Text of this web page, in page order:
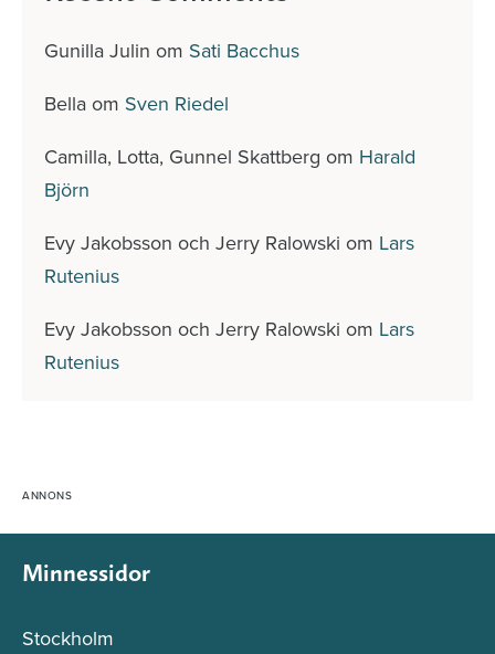
Gunilla Julin om Sati Bacchus
Bella om Sven Riedel
Camilla, Lotta, Gunnel Skattberg om Harald
Björn
Evy Jakobsson och Jerry Ralowski om Lars
Rutenius
Evy Jakobsson och Jerry Ralowski om Lars
Rutenius
Minnessidor
Stockholm